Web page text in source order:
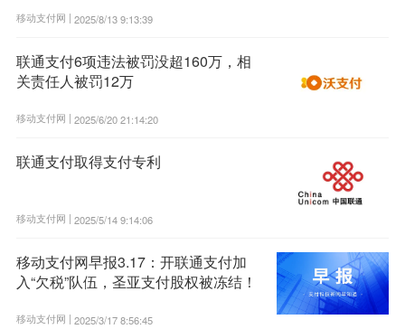
移动支付网 | 2025/8/13 9:13:39
联通支付6项违法被罚没超160万，相
关责任人被罚12万
移动支付网 | 2025/6/20 21:14:20
联通支付取得支付专利
移动支付网 | 2025/5/14 9:14:06
移动支付网早报3.17：开联通支付加
入“欠税”队伍，圣亚支付股权被冻结！
移动支付网 | 2025/3/17 8:56:45